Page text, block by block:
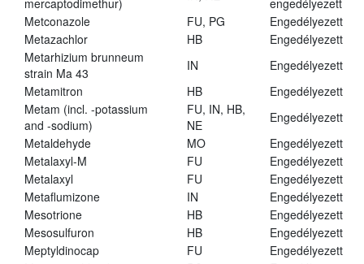
mercaptodimethur)
engedélyezett
Metconazole
FU, PG
Engedélyezett
Metazachlor
HB
Engedélyezett
Metarhizium brunneum
strain Ma 43
IN
Engedélyezett
Metamitron
HB
Engedélyezett
Metam (incl. -potassium
and -sodium)
FU, IN, HB,
NE
Engedélyezett
Metaldehyde
MO
Engedélyezett
Metalaxyl-M
FU
Engedélyezett
Metalaxyl
FU
Engedélyezett
Metaflumizone
IN
Engedélyezett
Mesotrione
HB
Engedélyezett
Mesosulfuron
HB
Engedélyezett
Meptyldinocap
FU
Engedélyezett